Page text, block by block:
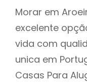
Morar em
excelente
vida com
unica em
Casas Para